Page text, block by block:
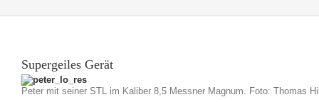
Supergeiles Gerät
Peter mit seiner STL im Kaliber 8,5 Messner Magnum. Foto: Thomas